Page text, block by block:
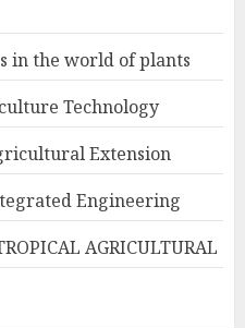
in the world of plants
Technology
Extension
Engineering
AGRICULTURAL